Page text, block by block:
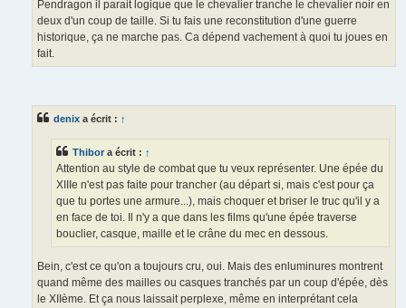
Pendragon il parait logique que le chevalier tranche le chevalier noir en
deux d'un coup de taille. Si tu fais une reconstitution d'une guerre
historique, ça ne marche pas. Ca dépend vachement à quoi tu joues en
fait.
denix a écrit : ↑
Thibora écrit : ↑
Attention au style de combat que tu veux représenter. Une épée du
XIIIe n'est pas faite pour trancher (au départ si, mais c'est pour ça
que tu portes une armure...), mais choquer et briser le truc qu'il y a
en face de toi. Il n'y a que dans les films qu'une épée traverse
bouclier, casque, maille et le crâne du mec en dessous.
Bein, c'est ce qu'on a toujours cru, oui. Mais des enluminures montrent
quand même des mailles ou casques tranchés par un coup d'épée, dès
le XIIème. Et ça nous laissait perplexe, même en interprétant cela